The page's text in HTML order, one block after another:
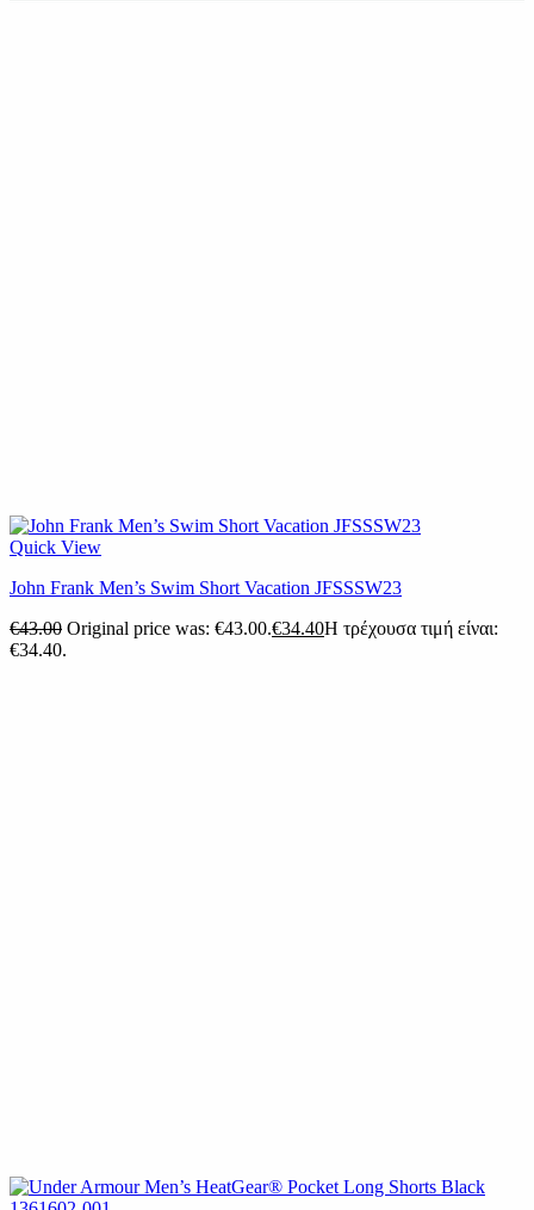
Quick View
John Frank Men’s Swim Short Vacation JFSSSW23
€43.00 Original price was: €43.00.€34.40Η τρέχουσα τιμή είναι:
€34.40.